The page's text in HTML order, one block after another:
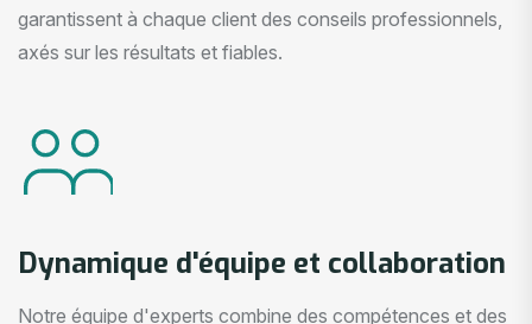
garantissent à chaque client des conseils professionnels,
axés sur les résultats et fiables.
Dynamique d'équipe et collaboration
Notre équipe d'experts combine des compétences et des